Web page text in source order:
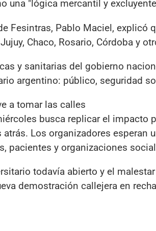
una "lógica mercantil y
Fesintras, Pablo Maciel, explicó
Chaco, Rosario, Córdoba y
y sanitarias del gobierno
argentino: público, seguridad
a tomar las calles
busca replicar el impacto
atrás. Los organizadores esperan
pacientes y organizaciones
todavía abierto y el
demostración callejera en